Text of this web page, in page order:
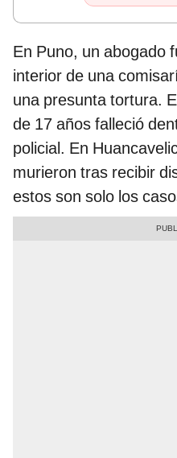
En Puno, un abogado
interior de una
una presunta tortura.
de 17 años falleció
policial. En
murieron tras recibir
estos son solo los